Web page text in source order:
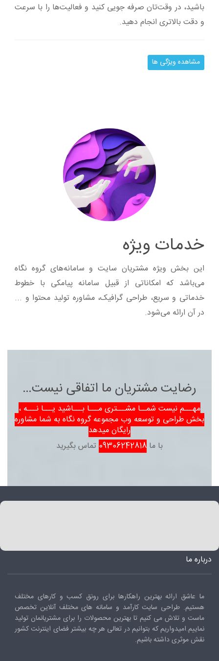
باشید، در وقت‌تان صرفه جویی کنید و فعالیت‌ها را با سرعت
و دقت بالاتری انجام دهید.
مشاهده ویژگی ها
خدمات ویژه
این بخش ویژه مشتریان سایت و سامانه‌های گروه نگاه
می‌باشد که امکاناتی از قبیل سامانه پیامکی با خطوط
خدماتی و سریع، طراحی گرافیک، مشاوره تولید محتوا و ...
در آن ارائه می‌شود.
رضایت مشتریان ما اتفاقی نیست…
مهـــم نیست شمــا مشـــتری مـــا بـــاشید یـــا نـــه ،
بخش طراحی و توسعه وب مجموعه گروه نگاه به شما مشاوره
رایگان میدهد
با ما 09306242818 تماس بگیرید
درباره ما
ما عاشق ارائه بهترین راهکارها برای رونق کسب و کارهای مختلف
هستیم. طراحی سایت کارآمد و سامانه های مختلف آنلاین تخصص
ماست و تلاش می کنیم تا بهترین محصولات را برای مشتریانمان تولید
نماییم.امیدواریم که بتوانیم در تعالی هر چه بیشتر فضای اینترنت کشور
نقش موثری داشته باشیم.